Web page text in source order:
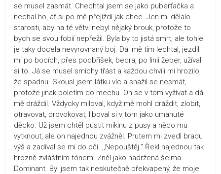
se musel zasmát. Chechtal jsem se jako puberťačka a
nechal ho, ať si po mě přejíždí jak chce. Jen mi dělalo
starosti, aby na té větvi nebyl nějaký brouk, protože to
bych se svou fobií nepřežil. Byla by to jistá smrt, ale tohle
je taky docela nevyrovnaný boj. Dál mě tím lechtal, jezdil
mi po bocích, přes podbřišek, bedra, po linii žeber, užíval
si to. Já se musel smíchy třást a každou chvíli mi hrozilo,
že spadnu. Skousl jsem látku víc a snažil se nesmát,
protože jinak poletím do mechu. On se v tom vyžívat a dál
mě dráždil. Vždycky miloval, když mě mohl dráždit, zlobit,
otravovat, provokovat, liboval si v tom jako umanuté
děcko. Už jsem chtěl pustit mikinu z pusy a něco mu
vytknout, ale on najednou zvážněl. Prutem mi zvedl bradu
výš a zadíval se mi do očí. ,,Nepouštěj.“ Řekl najednou tak
hrozně zvláštním tónem. Zněl jako nadržená šelma.
Dominant. Byl jsem tak neskutečně překvapený, že moje